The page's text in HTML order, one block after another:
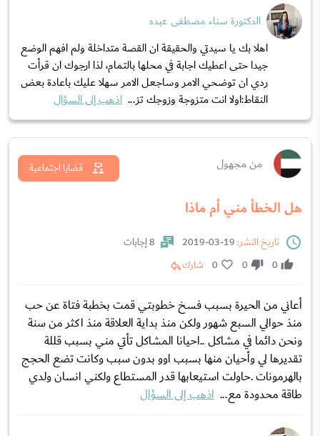
الدكتورة سناء مصطفى عبده
اهلا بك يا سيدتي والحقيقة ان القصة متداخلة ولم افهم الوضع
جيدا حتى اعطيك اجابة في محلها بالتمام، لذا ارجوك ان قرأت
ردي ان توضحي الامر وساجعل الامر سهلا عليك باعادة بعض
النقاط:اولا انت متزوجة وزوجك تز... اذهب إلى السؤال
من مجهول
هل الخطأ مني أم ماذا
قضايا اجتماعية
تاريخ النشر:
8 إجابات
0
0
0 شارك
أعاني من الحيرة بسبب فسخ خطوبتي قمت بخطبة فتاة عن حب
منذ حوالي السبع شهور ولكن منذ بداية العلاقة منذ اكثر من سنة
ونحن دائما في مشاكل ..احيانا المشاكل تأتي مني بسبب قللة
تقديرها لي وأحيان منها بسبب اوو بدون سبب وكانت تضع الحجج
بالهرمونات .حاولت استيعابها قدر المستطاع ولكني انسان ولدي
طاقة محدودة مع... اذهب إلى السؤال